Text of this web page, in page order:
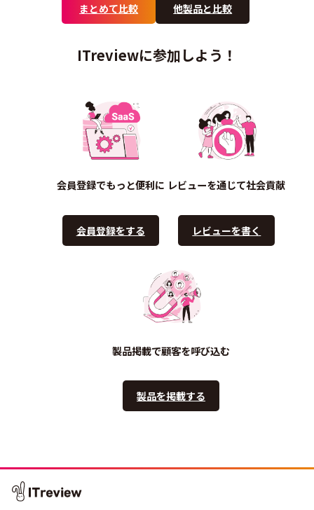
まとめて比較 他製品と比較
ITreviewに参加しよう！
会員登録でもっと便利に
会員登録をする
レビューを通じて社会貢献
レビューを書く
製品掲載で顧客を呼び込む
製品を掲載する